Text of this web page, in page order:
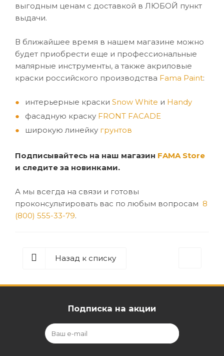
выгодным ценам с доставкой в ЛЮБОЙ пункт
выдачи.
В ближайшее время в нашем магазине можно
будет приобрести еще и профессиональные
малярные инструменты, а также акриловые
краски российского производства Fama Paint:
интерьерные краски Snow White и Handy
фасадную краску FRONT FACADE
широкую линейку грунтов
Подписывайтесь на наш магазин FAMA Store
и следите за новинками.
А мы всегда на связи и готовы
проконсультировать вас по любым вопросам 8
(800) 555-33-79.
Назад к списку
Подписка на акции